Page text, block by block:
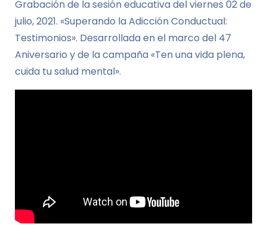
Grabación de la sesión educativa del viernes 02 de
julio, 2021. «Superando la Adicción Conductual:
Testimonios». Desarrollada en el marco del 47
Aniversario y de la campaña «Ten una vida plena,
cuida tu salud mental».